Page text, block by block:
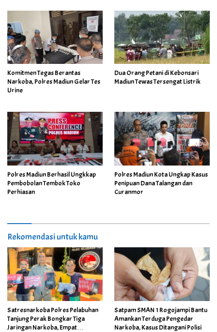
Komitmen Tegas Berantas
Narkoba, Polres Madiun Gelar Tes
Urine
Dua Orang Petani di Kebonsari
Madiun Tewas Tersengat Listrik
Polres Madiun Berhasil Ungkkap
Pembobolan Tembok Toko
Perhiasan
Polres Madiun Kota Ungkap Kasus
Penipuan Dana Talangan dan
Curanmor
Rekomendasi untuk kamu
Satresnarkoba Polres Pelabuhan
Tanjung Perak Bongkar Tiga
Jaringan Narkoba, Empat
Satpam SMAN 1 Rogojampi Bantu
Amankan Terduga Pengedar
Narkoba, Kasus Ditangani Polisi